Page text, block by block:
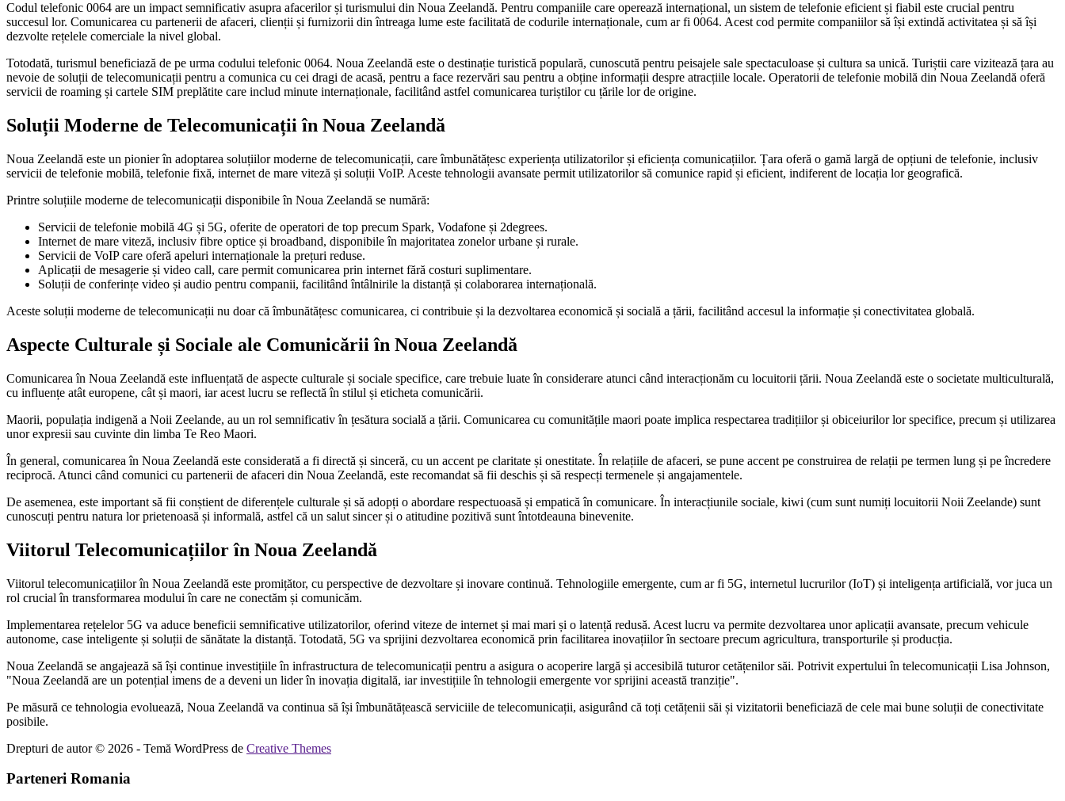
Codul telefonic 0064 are un impact semnificativ asupra afacerilor și turismului din Noua Zeelandă. Pentru companiile care operează internațional, un sistem de telefonie eficient și fiabil este crucial pentru
succesul lor. Comunicarea cu partenerii de afaceri, clienții și furnizorii din întreaga lume este facilitată de codurile internaționale, cum ar fi 0064. Acest cod permite companiilor să își extindă activitatea și să își
dezvolte rețelele comerciale la nivel global.
Totodată, turismul beneficiază de pe urma codului telefonic 0064. Noua Zeelandă este o destinație turistică populară, cunoscută pentru peisajele sale spectaculoase și cultura sa unică. Turiștii care vizitează țara au
nevoie de soluții de telecomunicații pentru a comunica cu cei dragi de acasă, pentru a face rezervări sau pentru a obține informații despre atracțiile locale. Operatorii de telefonie mobilă din Noua Zeelandă oferă
servicii de roaming și cartele SIM preplătite care includ minute internaționale, facilitând astfel comunicarea turiștilor cu țările lor de origine.
Soluții Moderne de Telecomunicații în Noua Zeelandă
Noua Zeelandă este un pionier în adoptarea soluțiilor moderne de telecomunicații, care îmbunătățesc experiența utilizatorilor și eficiența comunicațiilor. Țara oferă o gamă largă de opțiuni de telefonie, inclusiv
servicii de telefonie mobilă, telefonie fixă, internet de mare viteză și soluții VoIP. Aceste tehnologii avansate permit utilizatorilor să comunice rapid și eficient, indiferent de locația lor geografică.
Printre soluțiile moderne de telecomunicații disponibile în Noua Zeelandă se numără:
Servicii de telefonie mobilă 4G și 5G, oferite de operatori de top precum Spark, Vodafone și 2degrees.
Internet de mare viteză, inclusiv fibre optice și broadband, disponibile în majoritatea zonelor urbane și rurale.
Servicii de VoIP care oferă apeluri internaționale la prețuri reduse.
Aplicații de mesagerie și video call, care permit comunicarea prin internet fără costuri suplimentare.
Soluții de conferințe video și audio pentru companii, facilitând întâlnirile la distanță și colaborarea internațională.
Aceste soluții moderne de telecomunicații nu doar că îmbunătățesc comunicarea, ci contribuie și la dezvoltarea economică și socială a țării, facilitând accesul la informație și conectivitatea globală.
Aspecte Culturale și Sociale ale Comunicării în Noua Zeelandă
Comunicarea în Noua Zeelandă este influențată de aspecte culturale și sociale specifice, care trebuie luate în considerare atunci când interacționăm cu locuitorii țării. Noua Zeelandă este o societate multiculturală,
cu influențe atât europene, cât și maori, iar acest lucru se reflectă în stilul și eticheta comunicării.
Maorii, populația indigenă a Noii Zeelande, au un rol semnificativ în țesătura socială a țării. Comunicarea cu comunitățile maori poate implica respectarea tradițiilor și obiceiurilor lor specifice, precum și utilizarea
unor expresii sau cuvinte din limba Te Reo Maori.
În general, comunicarea în Noua Zeelandă este considerată a fi directă și sinceră, cu un accent pe claritate și onestitate. În relațiile de afaceri, se pune accent pe construirea de relații pe termen lung și pe încredere
reciprocă. Atunci când comunici cu partenerii de afaceri din Noua Zeelandă, este recomandat să fii deschis și să respecți termenele și angajamentele.
De asemenea, este important să fii conștient de diferențele culturale și să adopți o abordare respectuoasă și empatică în comunicare. În interacțiunile sociale, kiwi (cum sunt numiți locuitorii Noii Zeelande) sunt
cunoscuți pentru natura lor prietenoasă și informală, astfel că un salut sincer și o atitudine pozitivă sunt întotdeauna binevenite.
Viitorul Telecomunicațiilor în Noua Zeelandă
Viitorul telecomunicațiilor în Noua Zeelandă este promițător, cu perspective de dezvoltare și inovare continuă. Tehnologiile emergente, cum ar fi 5G, internetul lucrurilor (IoT) și inteligența artificială, vor juca un
rol crucial în transformarea modului în care ne conectăm și comunicăm.
Implementarea rețelelor 5G va aduce beneficii semnificative utilizatorilor, oferind viteze de internet și mai mari și o latență redusă. Acest lucru va permite dezvoltarea unor aplicații avansate, precum vehicule
autonome, case inteligente și soluții de sănătate la distanță. Totodată, 5G va sprijini dezvoltarea economică prin facilitarea inovațiilor în sectoare precum agricultura, transporturile și producția.
Noua Zeelandă se angajează să își continue investițiile în infrastructura de telecomunicații pentru a asigura o acoperire largă și accesibilă tuturor cetățenilor săi. Potrivit expertului în telecomunicații Lisa Johnson,
"Noua Zeelandă are un potențial imens de a deveni un lider în inovația digitală, iar investițiile în tehnologii emergente vor sprijini această tranziție".
Pe măsură ce tehnologia evoluează, Noua Zeelandă va continua să își îmbunătățească serviciile de telecomunicații, asigurând că toți cetățenii săi și vizitatorii beneficiază de cele mai bune soluții de conectivitate
posibile.
Drepturi de autor © 2026 - Temă WordPress de Creative Themes
Parteneri Romania